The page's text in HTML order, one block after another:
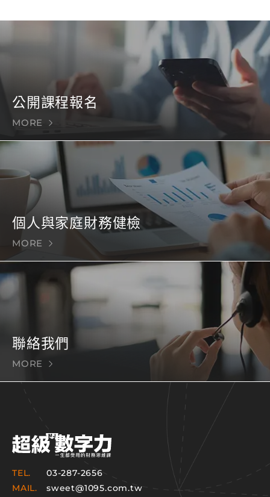
公開課程報名
MORE
個人與家庭財務健檢
MORE
聯絡我們
MORE
TEL.
03-287-2656
MAIL.
sweet@1095.com.tw